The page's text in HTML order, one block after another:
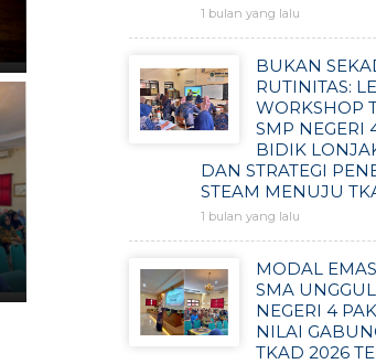
1 bulan yang lalu
BUKAN
RUTINITAS:
WORKSHOP
SMP NEGERI
BIDIK
DAN STRATEGI
STEAM MENUJU
1 bulan yang lalu
MODAL
SMA
NEGERI 4
NILAI
TKAD 2026